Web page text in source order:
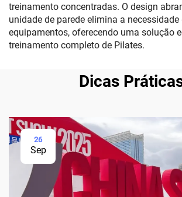
treinamento concentradas. O design
unidade de parede elimina a
equipamentos, oferecendo uma solução
treinamento completo de Pilates.
Dicas
26
Sep